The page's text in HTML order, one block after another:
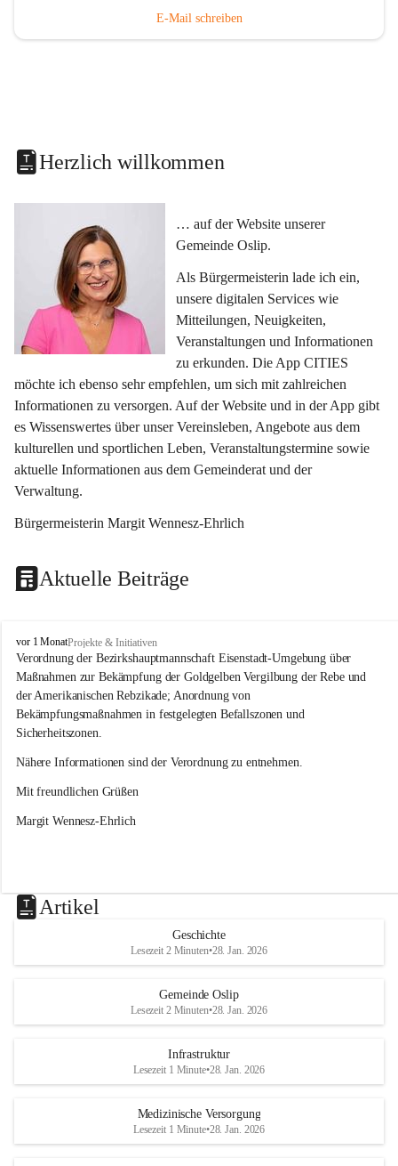
E-Mail schreiben
Herzlich willkommen
… auf der Website unserer
Gemeinde Oslip.
Als Bürgermeisterin lade ich ein,
unsere digitalen Services wie
Mitteilungen, Neuigkeiten,
Veranstaltungen und Informationen
zu erkunden. Die App CITIES
möchte ich ebenso sehr empfehlen, um sich mit zahlreichen
Informationen zu versorgen. Auf der Website und in der App gibt
es Wissenswertes über unser Vereinsleben, Angebote aus dem
kulturellen und sportlichen Leben, Veranstaltungstermine sowie
aktuelle Informationen aus dem Gemeinderat und der
Verwaltung.
Bürgermeisterin Margit Wennesz-Ehrlich
Aktuelle Beiträge
O
s
l
i
p
vor 1 MonatProjekte & Initiativen
Verordnung der Bezirkshauptmannschaft Eisenstadt-Umgebung über
Maßnahmen zur Bekämpfung der Goldgelben Vergilbung der Rebe und
der Amerikanischen Rebzikade; Anordnung von
Bekämpfungsmaßnahmen in festgelegten Befallszonen und
Sicherheitszonen.
Nähere Informationen sind der Verordnung zu entnehmen.
Mit freundlichen Grüßen
Margit Wennesz-Ehrlich
Artikel
Geschichte
Lesezeit 2 Minuten•28. Jan. 2026
Gemeinde Oslip
Lesezeit 2 Minuten•28. Jan. 2026
Infrastruktur
Lesezeit 1 Minute•28. Jan. 2026
Medizinische Versorgung
Lesezeit 1 Minute•28. Jan. 2026